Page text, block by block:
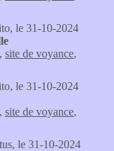
le 31-10-2024
, site de voyance,
le 31-10-2024
, site de voyance,
le 31-10-2024